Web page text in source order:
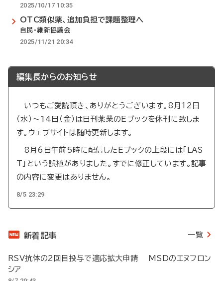
2025/10/17 10:35
OTC類似薬、追加負担で課題整理へ
自民・維新協議会
2025/11/21 20:34
編集長からのお知らせ
いつもご愛読頂き、ありがとうございます。8月12日
（水）～14日（金）は日刊薬業のEブックを休刊に致しま
す。ウェブサイトは随時更新します。
8月6日午前5時に配信したEブックの上段には「LAS
T」という誤植がありました。すでに修正しています。記事
の内容に変更はありません。
8/5 23:29
新着記事 一覧
RSV抗体の2回目投与で適応拡大申請 MSDのエヌフロン
シア